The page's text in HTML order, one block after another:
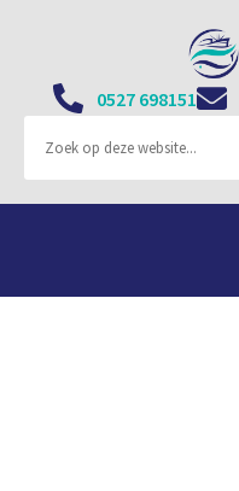
0527 698151